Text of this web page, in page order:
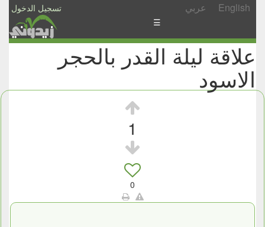
تسجيل الدخول عربي English
الأخبار
والمشاركات
☰
علاقة ليلة القدر بالحجر
الاسود
1
0